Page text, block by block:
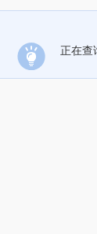
正在查